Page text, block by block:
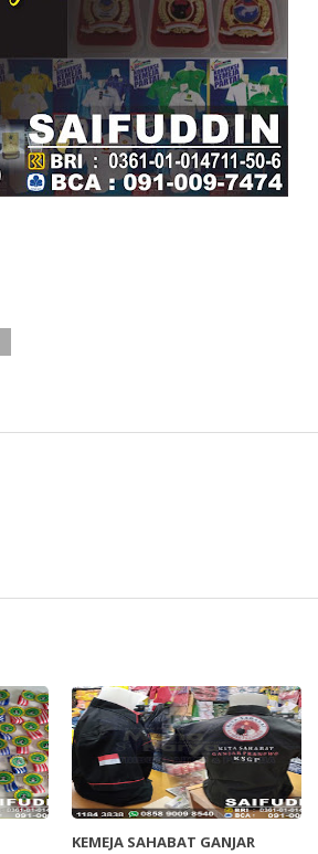
KEMEJA SAHABAT GANJAR